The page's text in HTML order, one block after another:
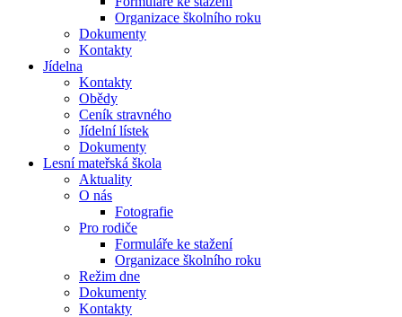
Organizace školního roku
Dokumenty
Kontakty
Jídelna
Kontakty
Obědy
Ceník stravného
Jídelní lístek
Dokumenty
Lesní mateřská škola
Aktuality
O nás
Fotografie
Pro rodiče
Formuláře ke stažení
Organizace školního roku
Režim dne
Dokumenty
Kontakty